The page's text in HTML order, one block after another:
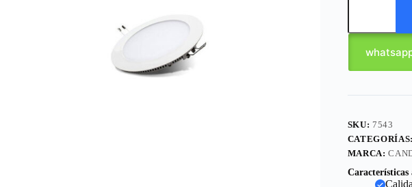
SKU:7543
CATEGORÍAS:
MARCA:
Características